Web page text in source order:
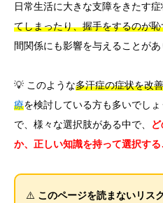
日常生活に大きな支障をきたす
てしまったり、握手をするのが
間関係にも影響を与えることがあ
💡 このような多汗症の症状を改
療を検討している方も多いでし
で、様々な選択肢がある中で、
か、正しい知識を持って選択す
⚠️ このページを読まないリスク
その他
简体中文 한국어 日